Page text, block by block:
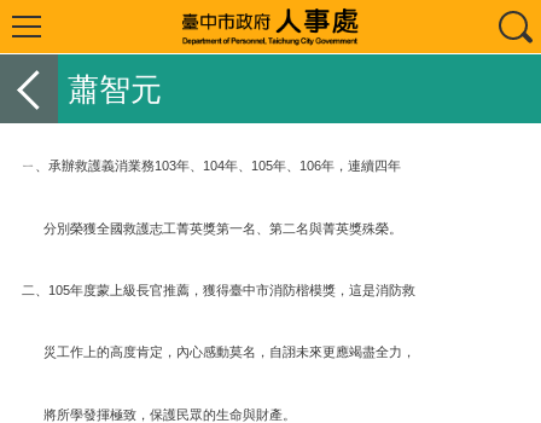
蕭智元
ㄧ、承辦救護義消業務103年、104年、105年、106年，連續四年
分別榮獲全國救護志工菁英獎第一名、第二名與菁英獎殊榮。
二、105年度蒙上級長官推薦，獲得臺中市消防楷模獎，這是消防救
災工作上的高度肯定，內心感動莫名，自詡未來更應竭盡全力，
將所學發揮極致，保護民眾的生命與財產。